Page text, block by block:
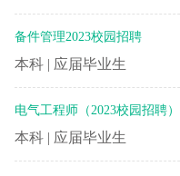
备件管理2023校园招聘
本科 | 应届毕业生
电气工程师（2023校园招聘）
本科 | 应届毕业生